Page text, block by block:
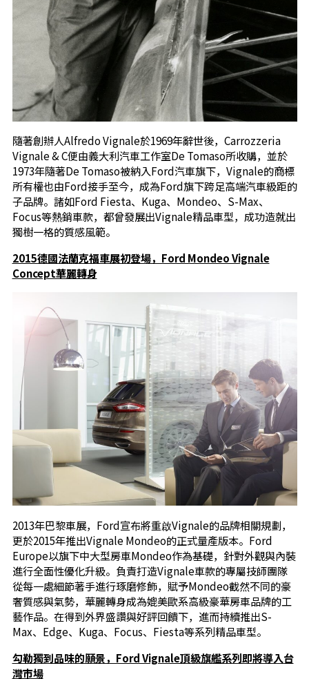
隨著創辦人Alfredo Vignale於1969年辭世後，Carrozzeria
Vignale & C便由義大利汽車工作室De Tomaso所收購，並於
1973年隨著De Tomaso被納入Ford汽車旗下，Vignale的商標
所有權也由Ford接手至今，成為Ford旗下跨足高端汽車級距的
子品牌。諸如Ford Fiesta、Kuga、Mondeo、S-Max、
Focus等熱銷車款，都曾發展出Vignale精品車型，成功造就出
獨樹一格的質感風範。
2015德國法蘭克福車展初登場，Ford Mondeo Vignale
Concept華麗轉身
2013年巴黎車展，Ford宣布將重啟Vignale的品牌相關規劃，
更於2015年推出Vignale Mondeo的正式量產版本。Ford
Europe以旗下中大型房車Mondeo作為基礎，針對外觀與內裝
進行全面性優化升級。負責打造Vignale車款的專屬技師團隊
從每一處細節著手進行琢磨修飾，賦予Mondeo截然不同的豪
奢質感與氣勢，華麗轉身成為媲美歐系高級豪華房車品牌的工
藝作品。在得到外界盛讚與好評回饋下，進而持續推出S-
Max、Edge、Kuga、Focus、Fiesta等系列精品車型。
勾勒獨到品味的願景，Ford Vignale頂級旗艦系列即將導入台
灣市場